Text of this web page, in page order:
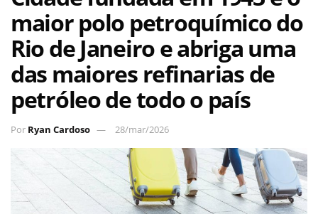
maior polo petroquímico do
Rio de Janeiro e abriga uma
das maiores refinarias de
petróleo de todo o país
Por Ryan Cardoso 28/mar/2026